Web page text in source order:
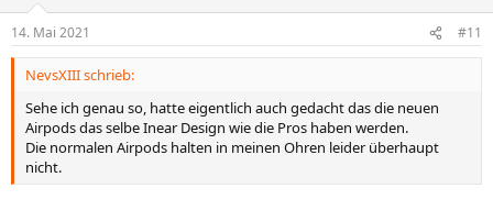
e
n
14. Mai 2021 #11
NevsXIII schrieb:
Sehe ich genau so, hatte eigentlich auch gedacht das die neuen
Airpods das selbe Inear Design wie die Pros haben werden.
Die normalen Airpods halten in meinen Ohren leider überhaupt
nicht.